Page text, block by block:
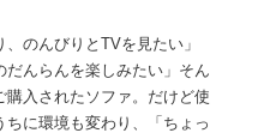
、のんびりとTVを見たい」
だんらんを楽しみたい」そん
購入されたソファ。だけど使
ちに環境も変わり、「ちょっ